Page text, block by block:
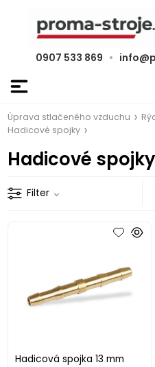
0907 533 869 •
Úprava stlačeného vzduchu
Hadicové spojky
Hadicové spojky
Filter
Hadicová spojka 13 mm